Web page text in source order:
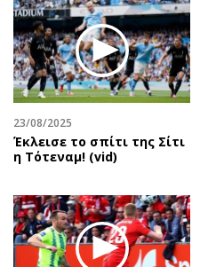
23/08/2025
Έκλεισε το σπίτι της Σίτι
η Τότεναμ! (vid)